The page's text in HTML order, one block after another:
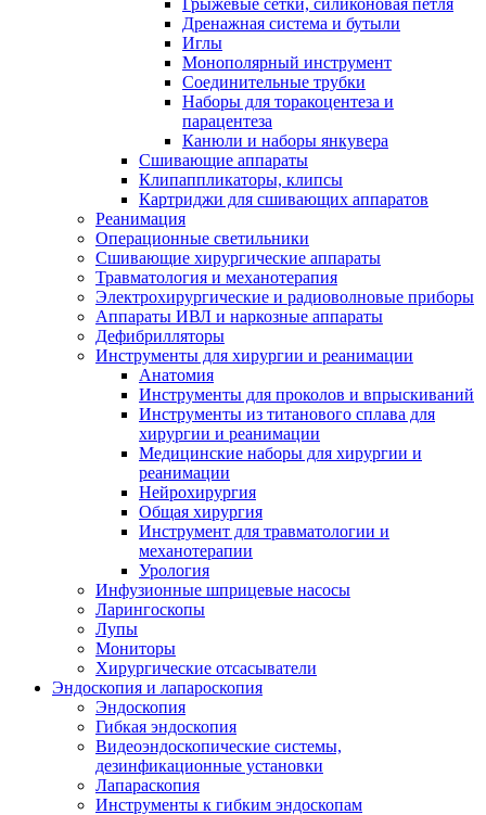
Дренажная система и бутыли
Иглы
Монополярный инструмент
Соединительные трубки
Наборы для торакоцентеза и
парацентеза
Канюли и наборы янкувера
Сшивающие аппараты
Клипаппликаторы, клипсы
Картриджи для сшивающих аппаратов
Реанимация
Операционные светильники
Сшивающие хирургические аппараты
Травматология и механотерапия
Электрохирургические и радиоволновые приборы
Аппараты ИВЛ и наркозные аппараты
Дефибрилляторы
Инструменты для хирургии и реанимации
Анатомия
Инструменты для проколов и впрыскиваний
Инструменты из титанового сплава для
хирургии и реанимации
Медицинские наборы для хирургии и
реанимации
Нейрохирургия
Общая хирургия
Инструмент для травматологии и
механотерапии
Урология
Инфузионные шприцевые насосы
Ларингоскопы
Лупы
Мониторы
Хирургические отсасыватели
Эндоскопия и лапароскопия
Эндоскопия
Гибкая эндоскопия
Видеоэндоскопические системы,
дезинфикационные установки
Лапараскопия
Инструменты к гибким эндоскопам